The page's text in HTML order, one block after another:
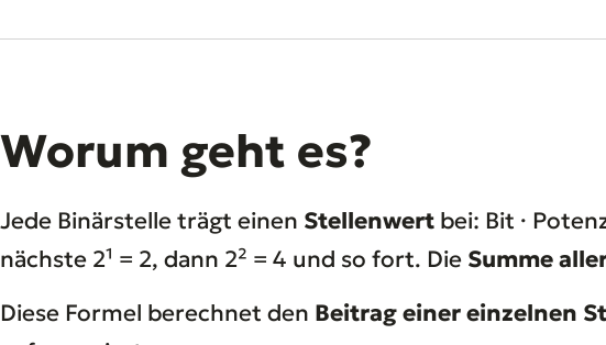
Worum geht es?
Jede Binärstelle trägt einen Stellenwert bei: Bit ·
nächste 2¹ = 2, dann 2² = 4 und so fort. Die Summe
Diese Formel berechnet den Beitrag einer einzelnen